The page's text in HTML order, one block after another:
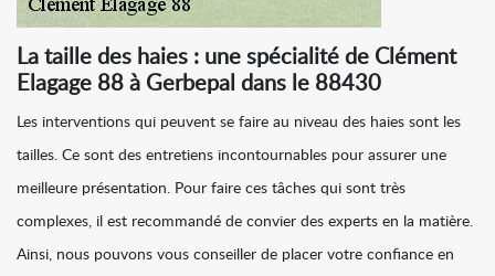
La taille des haies : une spécialité de Clément
Elagage 88 à Gerbepal dans le 88430
Les interventions qui peuvent se faire au niveau des haies sont les
tailles. Ce sont des entretiens incontournables pour assurer une
meilleure présentation. Pour faire ces tâches qui sont très
complexes, il est recommandé de convier des experts en la matière.
Ainsi, nous pouvons vous conseiller de placer votre confiance en